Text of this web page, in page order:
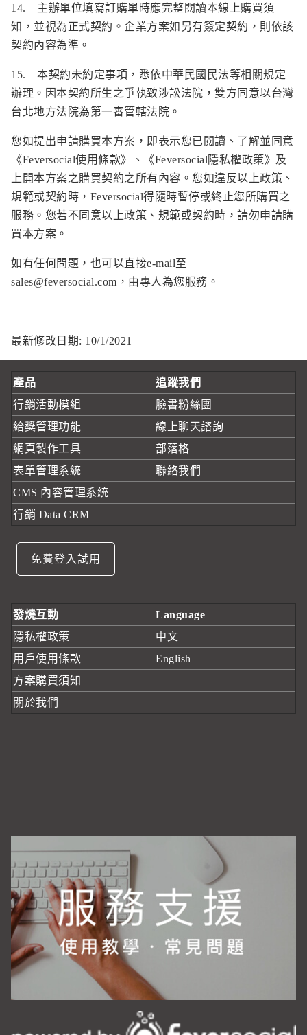
14. 主辦單位填寫訂購單時應完整閱讀本線上購買須
知，並視為正式契約。企業方案如另有簽定契約，則依該
契約內容為準。
15. 本契約未約定事項，悉依中華民國民法等相關規定
辦理。因本契約所生之爭執致涉訟法院，雙方同意以台灣
台北地方法院為第一審管轄法院。
您如提出申請購買本方案，即表示您已閱讀、了解並同意
《Feversocial使用條款》、《Feversocial隱私權政策》及
上開本方案之購買契約之所有內容。您如違反以上政策、
規範或契約時，Feversocial得隨時暫停或終止您所購買之
服務。您若不同意以上政策、規範或契約時，請勿申請購
買本方案。
如有任何問題，也可以直接e-mail至
sales@feversocial.com ，由專人為您服務。
最新修改日期: 10/1/2021
產品
追蹤我們
行銷活動模組
臉書粉絲團
給獎管理功能
線上聊天諮詢
網頁製作工具
部落格
表單管理系統
聯絡我們
CMS 內容管理系統
行銷 Data CRM
免費登入試用
發燒互動
Language
隱私權政策
中文
用戶使用條款
English
方案購買須知
關於我們